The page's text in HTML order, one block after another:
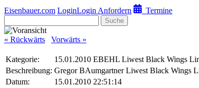
Eisenbauer.com LoginLogin Anfordern Termine
Suche
« Rückwärts Vorwärts »
Kategorie:
15.01.2010 EBEHL Liwest Black Wings
Beschreibung: Gregor BAumgartner Liwest Black Wings
Datum:
15.01.2010 22:51:14